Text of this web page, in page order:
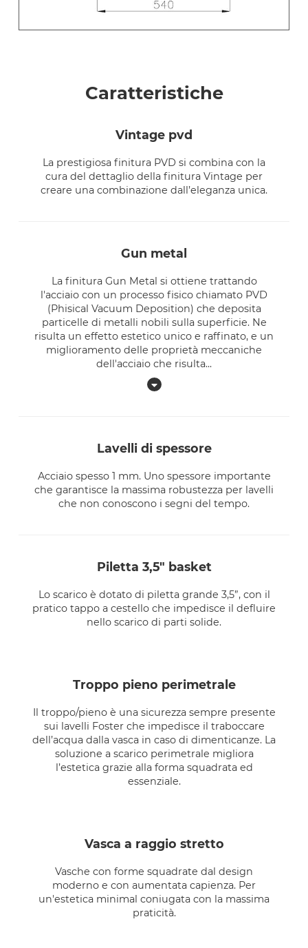
Caratteristiche
vintage pvd
La prestigiosa finitura PVD si combina con la
cura del dettaglio della finitura Vintage per
creare una combinazione dall’eleganza unica.
gun metal
La finitura Gun Metal si ottiene trattando
l'acciaio con un processo fisico chiamato PVD
(Phisical Vacuum Deposition) che deposita
particelle di metalli nobili sulla superficie. Ne
risulta un effetto estetico unico e raffinato, e un
miglioramento delle proprietà meccaniche
dell'acciaio che risulta...
lavelli di spessore
Acciaio spesso 1 mm. Uno spessore importante
che garantisce la massima robustezza per lavelli
che non conoscono i segni del tempo.
piletta 3,5" basket
Lo scarico è dotato di piletta grande 3,5”, con il
pratico tappo a cestello che impedisce il defluire
nello scarico di parti solide.
troppo pieno perimetrale
Il troppo/pieno è una sicurezza sempre presente
sui lavelli Foster che impedisce il traboccare
dell’acqua dalla vasca in caso di dimenticanze. La
soluzione a scarico perimetrale migliora
l’estetica grazie alla forma squadrata ed
essenziale.
vasca a raggio stretto
Vasche con forme squadrate dal design
moderno e con aumentata capienza. Per
un'estetica minimal coniugata con la massima
praticità.